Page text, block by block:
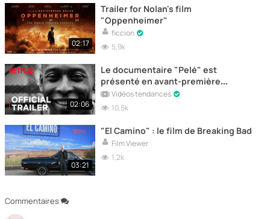
Commentaires
02:17
Trailer for Nolan's film
"Oppenheimer"
ficcion
5,9k
02:06
Le documentaire "Pelé" est
présenté en avant-première
aujourd'hui sur Netflix | Bande-
annonce officielle
Vidéos tendances
10,5k
03:21
"El Camino" : le film de Breaking Bad
Film Viewer
1,2k